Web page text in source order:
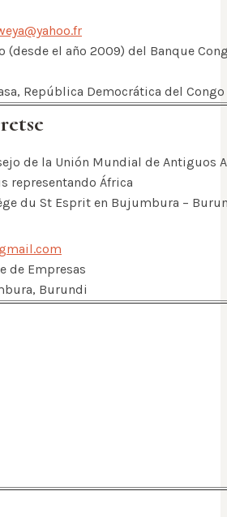
(desde el año 2009) del Banque
República Democrática del Congo
de la Unión Mundial de Antiguos
representando África
du St Esprit en Bujumbura –
de Empresas
Burundi